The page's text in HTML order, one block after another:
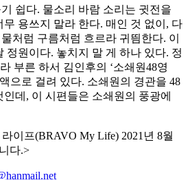
쉽다. 물소리 바람 소리는 귓전을
용쓰지 말라 한다. 매인 것 없이, 다
처럼 구름처럼 흐르라 귀띔한다. 이
정원이다. 놓치지 말 게 하나 있다. 정
부른 하서 김인후의 ‘소쇄원48영
으로 걸려 있다. 소쇄원의 경관을 48
데, 이 시편들은 소쇄원의 풍광에
이프(BRAVO My Life) 2021년 8월
다.>